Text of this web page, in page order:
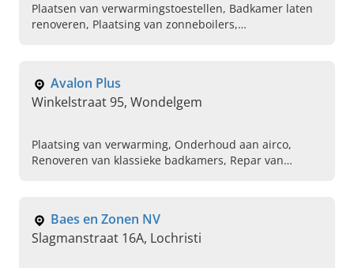
Plaatsen van verwarmingstoestellen, Badkamer laten
renoveren, Plaatsing van zonneboilers,
Avalon Plus
Winkelstraat 95, Wondelgem
Plaatsing van verwarming, Onderhoud aan airco,
Renoveren van klassieke badkamers, Repar van
Baes en Zonen NV
Slagmanstraat 16A, Lochristi